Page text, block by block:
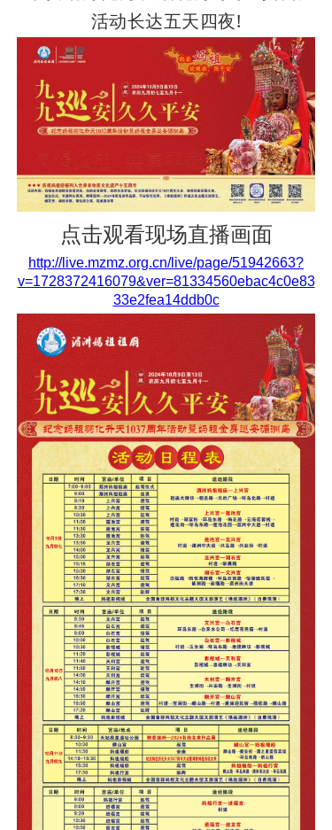
活动长达五天四夜!
点击观看现场直播画面
http://live.mzmz.org.cn/live/page/51942663?
v=1728372416079&ver=81334560ebac4c0e83
33e2fea14ddb0c